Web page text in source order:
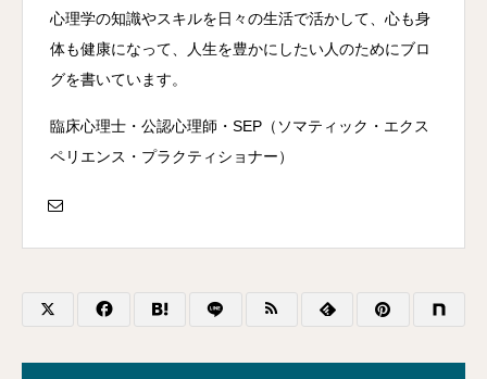
心理学の知識やスキルを日々の生活で活かして、心も身
体も健康になって、人生を豊かにしたい人のためにブロ
グを書いています。
臨床心理士・公認心理師・SEP（ソマティック・エクス
ペリエンス・プラクティショナー）